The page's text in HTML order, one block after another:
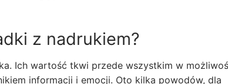
z nadrukiem?
Ich wartość tkwi przede wszystkim w
informacji i emocji. Oto kilka powodów, dla